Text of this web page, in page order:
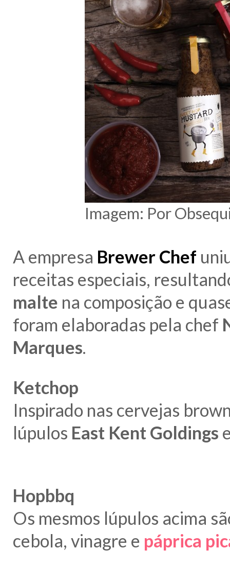
Imagem: Por
A empresa Brewer Chef
receitas especiais,
malte na composição e
foram elaboradas pela chef
Marques.
Ketchop
Inspirado nas cervejas
lúpulos East Kent Goldings
Hopbbq
Os mesmos lúpulos acima
cebola, vinagre e páprica